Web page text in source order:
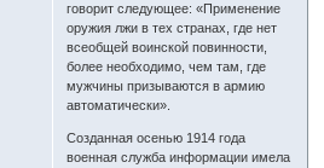
говорит следующее: «Применение
оружия лжи в тех странах, где нет
всеобщей воинской повинности,
более необходимо, чем там, где
мужчины призываются в армию
автоматически».
Созданная осенью 1914 года
военная служба информации имела